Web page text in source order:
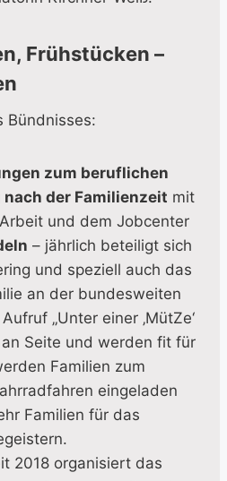
Frühstücken –
Bündnisses:
zum beruflichen
der Familienzeit mit
und dem Jobcenter
– jährlich beteiligt sich
und speziell auch das
an der bundesweiten
„Unter einer ‚MütZe‘
Seite und werden fit für
Familien zum
eingeladen
Familien für das
2018 organisiert das